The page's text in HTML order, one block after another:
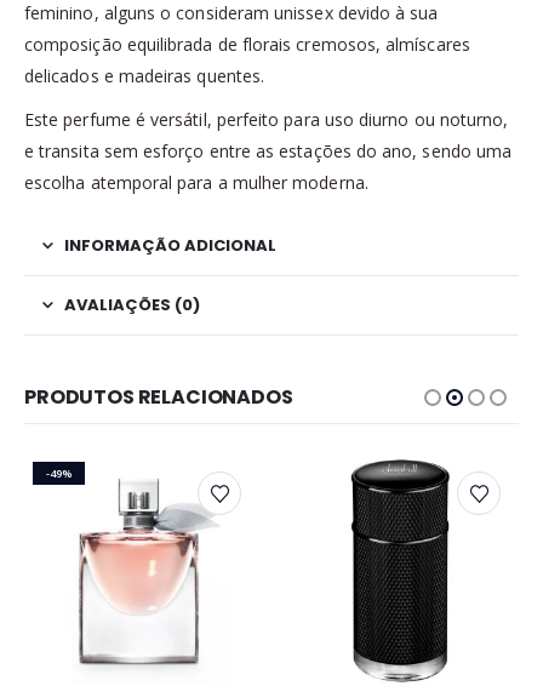
feminino, alguns o consideram unissex devido à sua
composição equilibrada de florais cremosos, almíscares
delicados e madeiras quentes.
Este perfume é versátil, perfeito para uso diurno ou noturno,
e transita sem esforço entre as estações do ano, sendo uma
escolha atemporal para a mulher moderna.
INFORMAÇÃO ADICIONAL
AVALIAÇÕES (0)
PRODUTOS RELACIONADOS
-49%